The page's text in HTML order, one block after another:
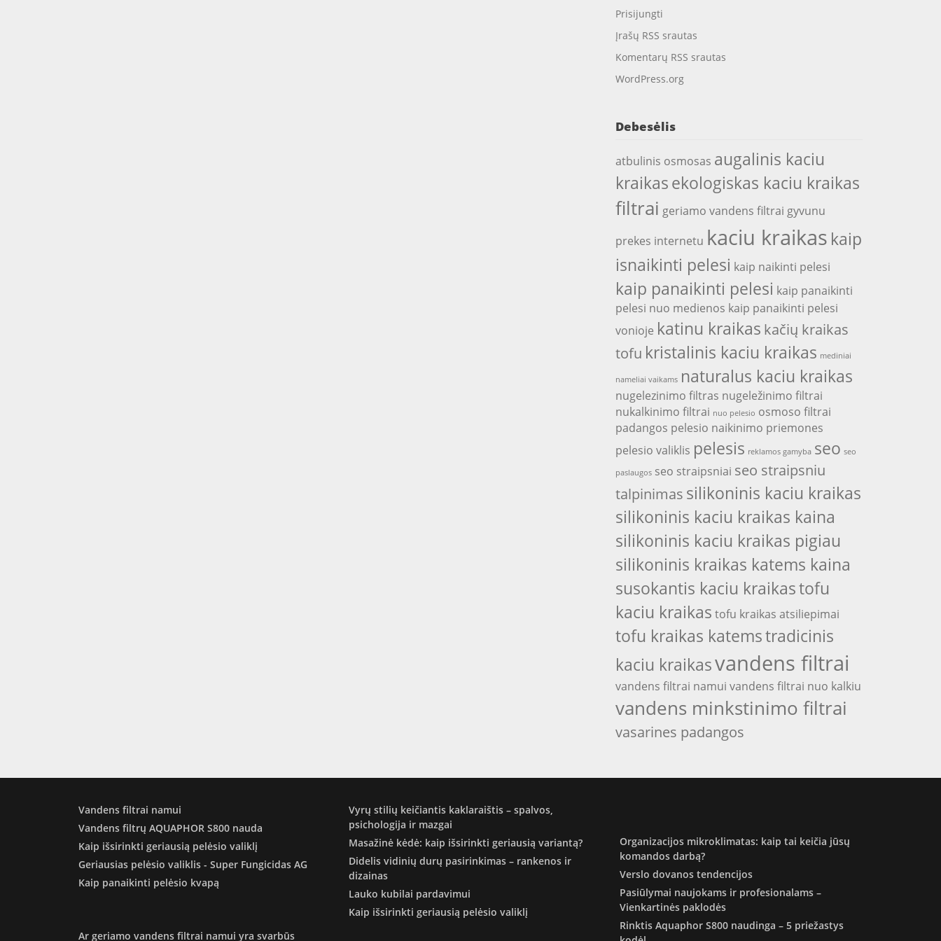
Prisijungti
Įrašų RSS srautas
Komentarų RSS srautas
WordPress.org
Debesėlis
atbulinis osmosas augalinis kaciu
kraikasekologiskas kaciu kraikas
filtrai geriamo vandens filtrai gyvunu
prekes internetu kaciu kraikas kaip
isnaikinti pelesi kaip naikinti pelesi
kaip panaikinti pelesi kaip panaikinti
pelesi nuo medienos kaip panaikinti pelesi
vonioje katinu kraikas kačių kraikas
tofu kristalinis kaciu kraikas mediniai
nameliai vaikams naturalus kaciu kraikas
nugelezinimo filtras nugeležinimo filtrai
nukalkinimo filtrai nuo pelesio osmoso filtrai
padangos pelesio naikinimo priemones
pelesio valiklis pelesis reklamos gamyba seo seo
paslaugos seo straipsniai seo straipsniu
talpinimas silikoninis kaciu kraikas
silikoninis kaciu kraikas kaina
silikoninis kaciu kraikas pigiau
silikoninis kraikas katems kaina
susokantis kaciu kraikastofu
kaciu kraikas tofu kraikas atsiliepimai
tofu kraikas katemstradicinis
kaciu kraikasvandens filtrai
vandens filtrai namui vandens filtrai nuo kalkiu
vandens minkstinimo filtrai
vasarines padangos
Vandens filtrai namui
Vandens filtrų AQUAPHOR S800 nauda
Kaip išsirinkti geriausią pelėsio valiklį
Geriausias pelėsio valiklis - Super Fungicidas AG
Kaip panaikinti pelėsio kvapą
Ar geriamo vandens filtrai namui yra svarbūs
Vyrų stilių keičiantis kaklaraištis – spalvos,
psichologija ir mazgai
Masažinė kėdė: kaip išsirinkti geriausią variantą?
Didelis vidinių durų pasirinkimas – rankenos ir
dizainas
Lauko kubilai pardavimui
Kaip išsirinkti geriausią pelėsio valiklį
Organizacijos mikroklimatas: kaip tai keičia jūsų
komandos darbą?
Verslo dovanos tendencijos
Pasiūlymai naujokams ir profesionalams –
Vienkartinės paklodės
Rinktis Aquaphor S800 naudinga – 5 priežastys